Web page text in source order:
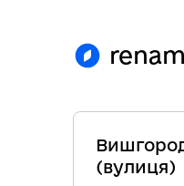
(вулиця)